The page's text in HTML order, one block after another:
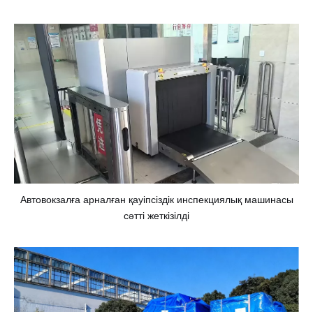
Автовокзалға арналған қауіпсіздік инспекциялық машинасы
сәтті жеткізілді